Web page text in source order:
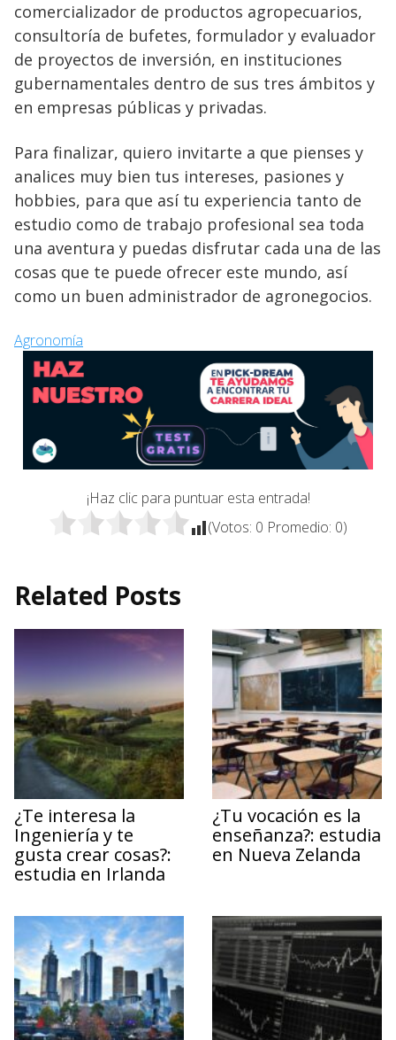
comercializador de productos agropecuarios,
consultoría de bufetes, formulador y evaluador
de proyectos de inversión, en instituciones
gubernamentales dentro de sus tres ámbitos y
en empresas públicas y privadas.
Para finalizar, quiero invitarte a que pienses y
analices muy bien tus intereses, pasiones y
hobbies, para que así tu experiencia tanto de
estudio como de trabajo profesional sea toda
una aventura y puedas disfrutar cada una de las
cosas que te puede ofrecer este mundo, así
como un buen administrador de agronegocios.
Agronomía
¡Haz clic para puntuar esta entrada!
(Votos: 0 Promedio: 0)
Related Posts
¿Te interesa la
Ingeniería y te
gusta crear cosas?:
estudia en Irlanda
¿Tu vocación es la
enseñanza?: estudia
en Nueva Zelanda